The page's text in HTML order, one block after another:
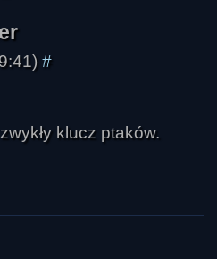
#
klucz ptaków.